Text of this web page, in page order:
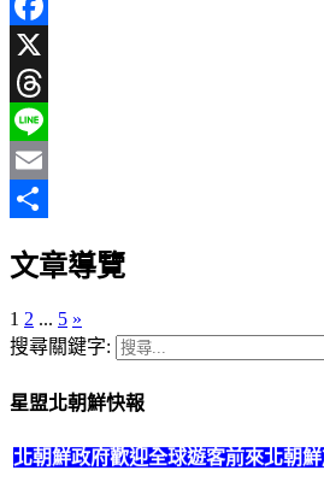
Facebook
X
Threads
Line
Email
享
文章導覽
1 2 ... 5 »
搜尋關鍵字:
星盟北朝鮮快報
北朝鮮政府歡迎全球遊客前來北朝